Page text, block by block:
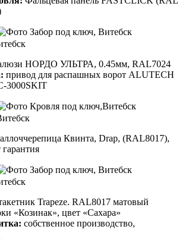
НОРДО УЛЬТРА, 0.45мм, RAL7024
привод для распашных ворот ALUTECH
3000SKIT
Квинта, Drap, (RAL8017),
Trapeze. RAL8017 матовый
«Козинак», цвет «Сахара»
собственное производство,